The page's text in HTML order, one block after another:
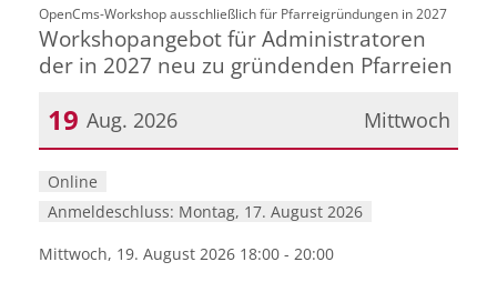
OpenCms-Workshop ausschließlich für Pfarreigründungen in 2027:
Workshopangebot für Administratoren
der in 2027 neu zu gründenden Pfarreien
Mittwoch
19 Aug. 2026
Datum: 19. August 2026
Online
Anmeldeschluss: Montag, 17. August 2026
Mittwoch, 19. August 2026 18:00 - 20:00